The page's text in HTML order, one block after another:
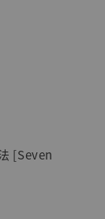
[Seven